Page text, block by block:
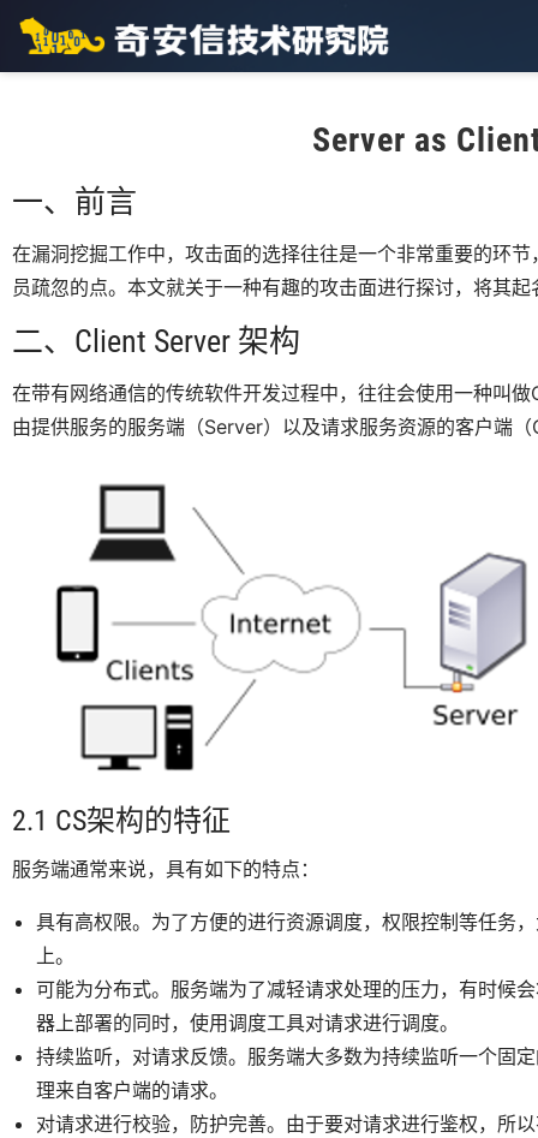
Server as
一、前言
在漏洞挖掘工作中，攻击面的选择往往是一个非常重要的环
员疏忽的点。本文就关于一种有趣的攻击面进行探讨，将其
二、Client Server 架构
在带有网络通信的传统软件开发过程中，往往会使用一种叫
由提供服务的服务端（Server）以及请求服务资源的客户端
2.1 CS架构的特征
服务端通常来说，具有如下的特点：
具有高权限。为了方便的进行资源调度，权限控制等任务
上。
可能为分布式。服务端为了减轻请求处理的压力，有时候
器上部署的同时，使用调度工具对请求进行调度。
持续监听，对请求反馈。服务端大多数为持续监听一个固
理来自客户端的请求。
对请求进行校验，防护完善。由于要对请求进行鉴权，所